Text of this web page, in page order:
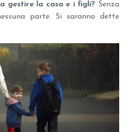
gestire la casa e i figli? Senza
parte. Si saranno dette